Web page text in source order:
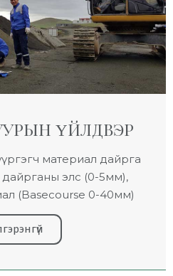
ҮЙЛДВЭР
материал дайрга
дайрганы элс (0-5мм),
(Basecourse 0-40мм)